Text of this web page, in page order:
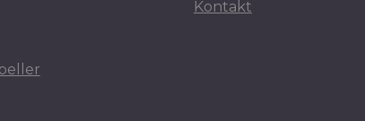
Kontakt